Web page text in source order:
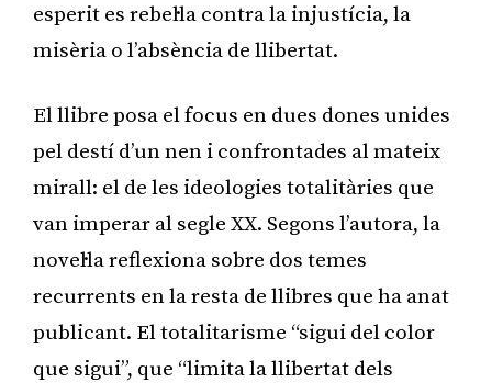
esperit es rebel·la contra la injustícia, la
misèria o l’absència de llibertat.
El llibre posa el focus en dues dones unides
pel destí d’un nen i confrontades al mateix
mirall: el de les ideologies totalitàries que
van imperar al segle XX. Segons l’autora, la
novel·la reflexiona sobre dos temes
recurrents en la resta de llibres que ha anat
publicant. El totalitarisme “sigui del color
que sigui”, que “limita la llibertat dels